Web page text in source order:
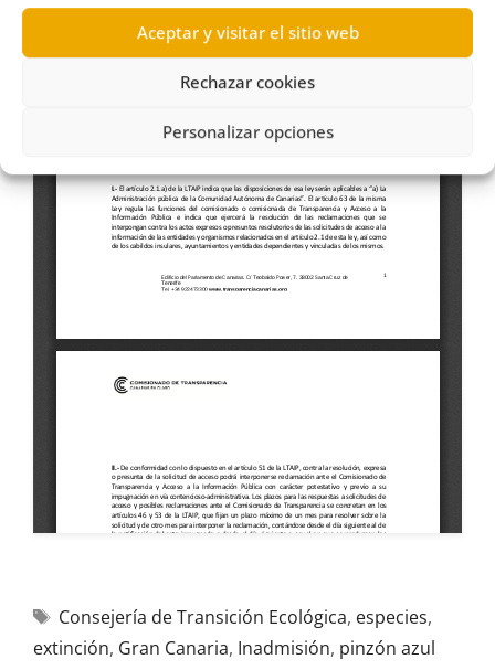
Aceptar y visitar el sitio web
Rechazar cookies
Personalizar opciones
Consejería de Transición Ecológica, especies,
extinción, Gran Canaria, Inadmisión, pinzón azul